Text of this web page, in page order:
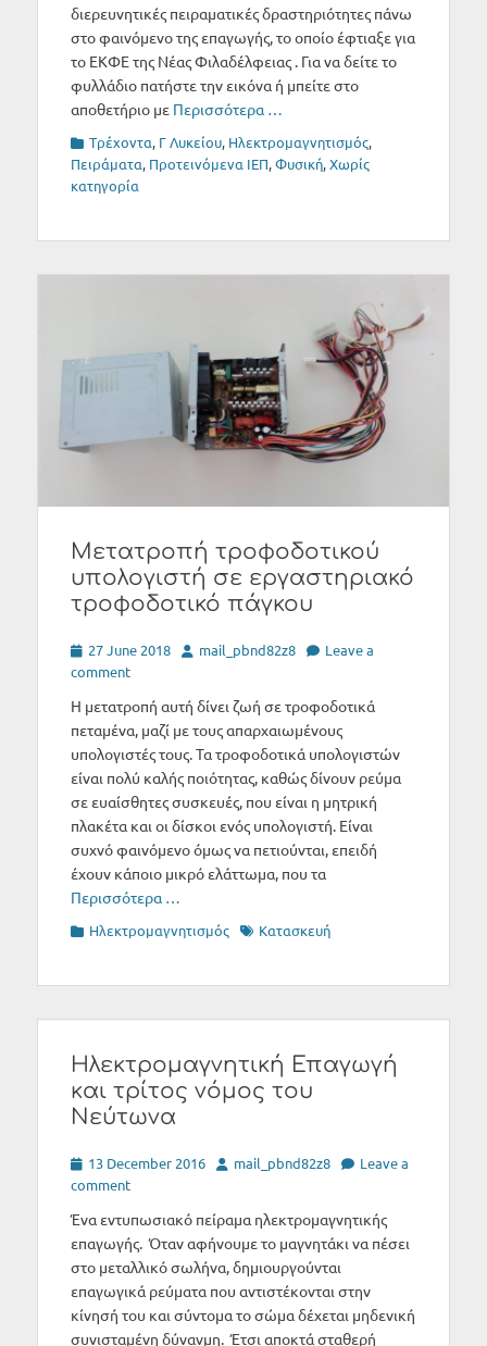
διερευνητικές πειραματικές δραστηριότητες πάνω
στο φαινόμενο της επαγωγής, το οποίο έφτιαξε για
το ΕΚΦΕ της Νέας Φιλαδέλφειας . Για να δείτε το
φυλλάδιο πατήστε την εικόνα ή μπείτε στο
αποθετήριο με Περισσότερα …
Categories
Tρέχοντα, Γ Λυκείου, Ηλεκτρομαγνητισμός,
Πειράματα, Προτεινόμενα ΙΕΠ,Φυσική,Χωρίς
κατηγορία
Μετατροπή τροφοδοτικού
υπολογιστή σε εργαστηριακό
τροφοδοτικό πάγκου
Posted
on
27 June 2018 Author
mail_pbnd82z8
Leave a
comment
Η μετατροπή αυτή δίνει ζωή σε τροφοδοτικά
πεταμένα, μαζί με τους απαρχαιωμένους
υπολογιστές τους. Τα τροφοδοτικά υπολογιστών
είναι πολύ καλής ποιότητας, καθώς δίνουν ρεύμα
σε ευαίσθητες συσκευές, που είναι η μητρική
πλακέτα και οι δίσκοι ενός υπολογιστή. Είναι
συχνό φαινόμενο όμως να πετιούνται, επειδή
έχουν κάποιο μικρό ελάττωμα, που τα
Περισσότερα …
Categories
Ηλεκτρομαγνητισμός TagsΚατασκευή
Ηλεκτρομαγνητική Επαγωγή
και τρίτος νόμος του
Νεύτωνα
Posted
on
13 December 2016 Author
mail_pbnd82z8
Leave a
comment
Ένα εντυπωσιακό πείραμα ηλεκτρομαγνητικής
επαγωγής. Όταν αφήνουμε το μαγνητάκι να πέσει
στο μεταλλικό σωλήνα, δημιουργούνται
επαγωγικά ρεύματα που αντιστέκονται στην
κίνησή του και σύντομα το σώμα δέχεται μηδενική
συνισταμένη δύνανμη. Έτσι αποκτά σταθερή